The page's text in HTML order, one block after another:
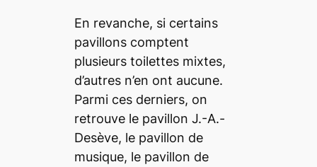
En revanche, si certains
pavillons comptent
plusieurs toilettes mixtes,
d’autres n’en ont aucune.
Parmi ces derniers, on
retrouve le pavillon J.-A.-
Desève, le pavillon de
musique, le pavillon de